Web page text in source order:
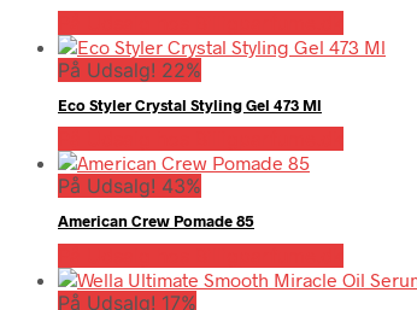
På Udsalg! 22%
Eco Styler Crystal Styling Gel 473 Ml
På Udsalg! 43%
American Crew Pomade 85
På Udsalg! 17%